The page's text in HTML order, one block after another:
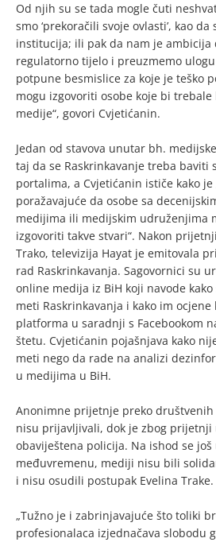
Od njih su se tada mogle čuti
smo ‘prekoračili svoje ovlasti’, kao da
institucija; ili pak da nam je ambicija
regulatorno tijelo i preuzmemo ulogu
potpune besmislice za koje je teško
mogu izgovoriti osobe koje bi
medije“, govori Cvjetićanin.
Jedan od stavova unutar bh.
taj da se Raskrinkavanje treba baviti
portalima, a Cvjetićanin ističe kako
poražavajuće da osobe sa
medijima ili medijskim udruženjima
izgovoriti takve stvari“. Nakon
Trako, televizija Hayat je emitovala
rad Raskrinkavanja. Sagovornici su
online medija iz BiH koji navode kako
meti Raskrinkavanja i kako im ocjene
platforma u saradnji s Facebookom
štetu. Cvjetićanin pojašnjava kako
meti nego da rade na analizi
u medijima u BiH.
Anonimne prijetnje preko društvenih
nisu prijavljivali, dok je zbog prijetnji
obaviještena policija. Na ishod se još
međuvremenu, mediji nisu bili
i nisu osudili postupak Evelina Trake.
„Tužno je i zabrinjavajuće što toliki
profesionalaca izjednačava slobodu